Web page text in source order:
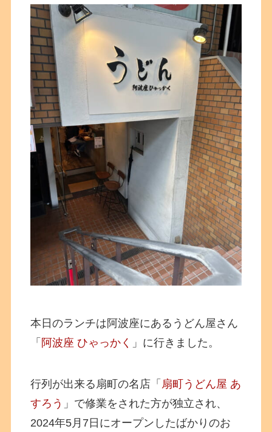
本日のランチは阿波座にあるうどん屋さん
「 阿波座 ひゃっかく 」に行きました。
行列が出来る扇町の名店「 扇町うどん屋 あ
すろう 」で修業をされた方が独立され、
2024年5月7日にオープンしたばかりのお